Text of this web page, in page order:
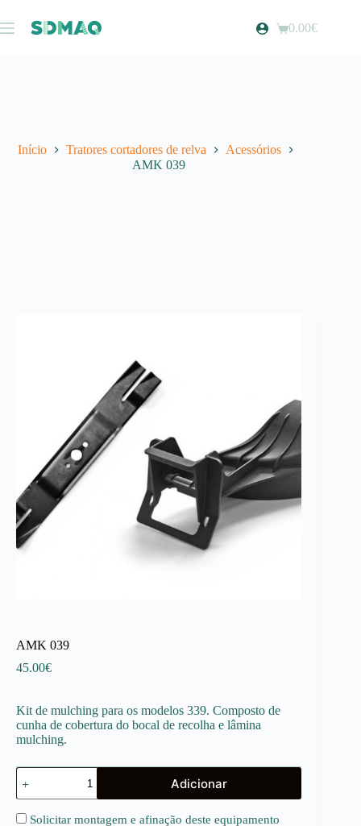
para
o
Carrinho
0.00€
Início Tratores cortadores de relva
Acessórios
AMK 039
AMK 039
45.00€
Kit de mulching para os modelos 339. Composto de
cunha de cobertura do bocal de recolha e lâmina
mulching.
Quantidade
de
AMK
039
Adicionar
Solicitar montagem e afinação deste equipamento